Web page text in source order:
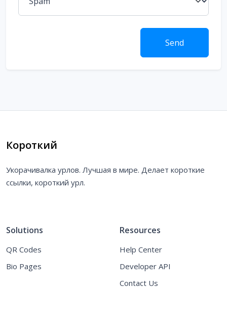
Send
Короткий
Укорачивалка урлов. Лучшая в мире. Делает короткие
ссылки, короткий урл.
Solutions
QR Codes
Bio Pages
Resources
Help Center
Developer API
Contact Us